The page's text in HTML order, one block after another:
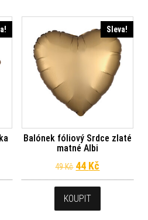
byla: 49 Kč.
cena je: 44 Kč.
Sleva!
Balónek fóliový Srdce zlaté
matné Albi
49Kč Původní cena
44 Kč
KOUPIT